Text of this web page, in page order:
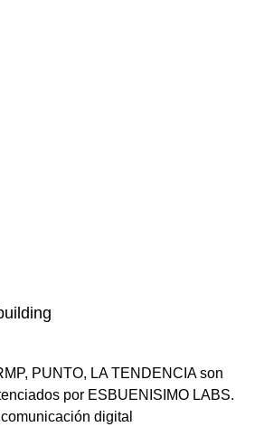
, PUNTO, LA TENDENCIAson
por ESBUENISIMO LABS.
digital